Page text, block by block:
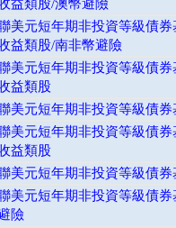
益類股/澳幣避險
美元短年期非投資等級債
益類股/南非幣避險
美元短年期非投資等級債
益類股
美元短年期非投資等級債
美元短年期非投資等級債
益類股
美元短年期非投資等級債
美元短年期非投資等級債
險